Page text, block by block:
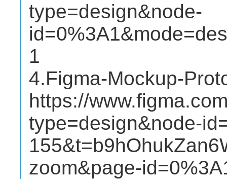
type=design&node-
1
4.Figma-Mockup-
https://
type=design&node-
zoom&page-